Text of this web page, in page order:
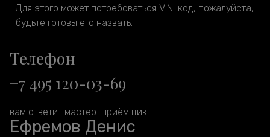
Для этого может потребоваться VIN-код, пожалуйста,
будьте готовы его назвать.
Телефон
+7 495 120-03-69
вам ответит мастер-приёмщик
Ефремов Денис